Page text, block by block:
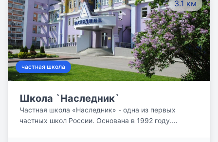
3.1 км
частная школа
Школа `Наследник`
Частная школа «Наследник» - одна из первых
частных школ России. Основана в 1992 году.